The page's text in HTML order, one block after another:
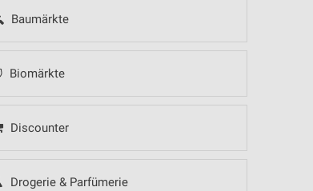
Baumärkte
Biomärkte
Discounter
Drogerie & Parfümerie